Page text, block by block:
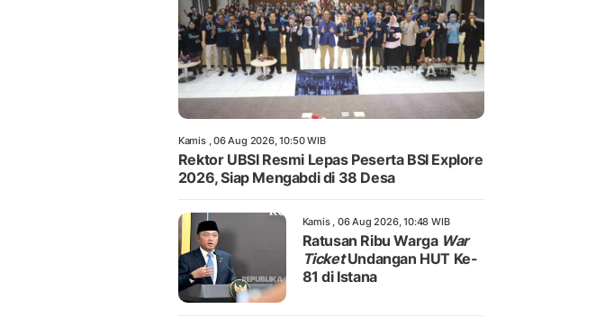
Kamis , 06 Aug 2026, 10:50 WIB
Rektor UBSI Resmi Lepas Peserta BSI Explore
2026, Siap Mengabdi di 38 Desa
Kamis , 06 Aug 2026, 10:48 WIB
Ratusan Ribu Warga War
TicketUndangan HUT Ke-
81 di Istana